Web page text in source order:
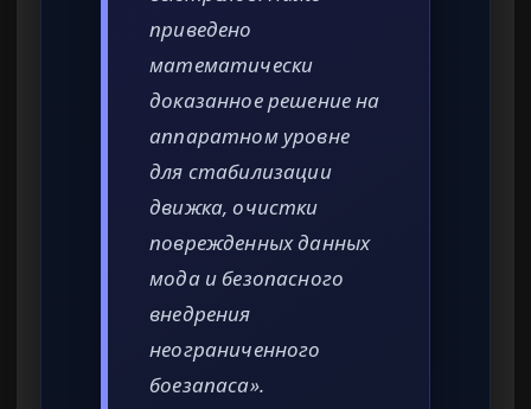
приведено
математически
доказанное решение на
аппаратном уровне
для стабилизации
движка, очистки
поврежденных данных
мода и безопасного
внедрения
неограниченного
боезапаса».